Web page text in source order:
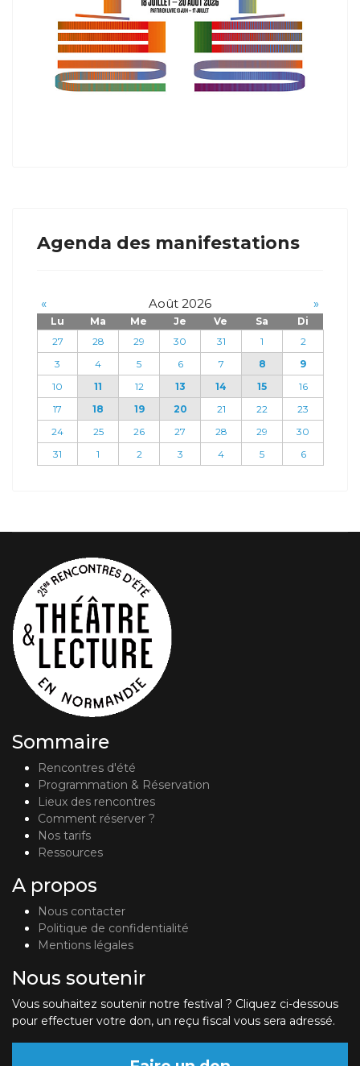
Agenda des manifestations
« Août 2026 »
Lu Ma Me Je Ve Sa
Di
27
28 29 30 31 1
2
3
4 5 6 7 8
9
10
11 12 13 14 15
16
17
18 19 20 21 22
23
24
25 26 27 28 29
30
31
1 2 3 4 5 6
Sommaire
Rencontres d'été
Programmation & Réservation
Lieux des rencontres
Comment réserver ?
Nos tarifs
Ressources
A propos
Nous contacter
Politique de confidentialité
Mentions légales
Nous soutenir
Vous souhaitez soutenir notre festival ? Cliquez ci-dessous
pour effectuer votre don, un reçu fiscal vous sera adressé.